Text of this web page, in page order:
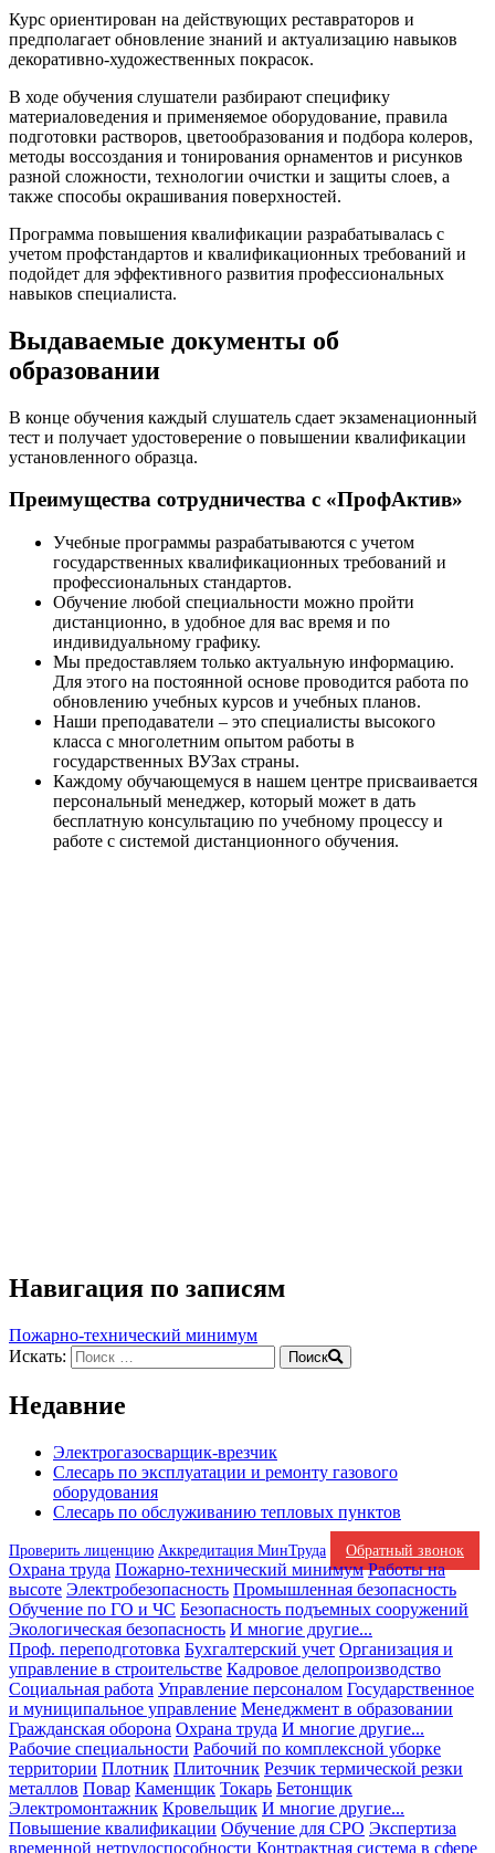
Курс ориентирован на действующих реставраторов и
предполагает обновление знаний и актуализацию навыков
декоративно-художественных покрасок.
В ходе обучения слушатели разбирают специфику
материаловедения и применяемое оборудование, правила
подготовки растворов, цветообразования и подбора колеров,
методы воссоздания и тонирования орнаментов и рисунков
разной сложности, технологии очистки и защиты слоев, а
также способы окрашивания поверхностей.
Программа повышения квалификации разрабатывалась с
учетом профстандартов и квалификационных требований и
подойдет для эффективного развития профессиональных
навыков специалиста.
Выдаваемые документы об
образовании
В конце обучения каждый слушатель сдает экзаменационный
тест и получает удостоверение о повышении квалификации
установленного образца.
Преимущества сотрудничества с «ПрофАктив»
Учебные программы разрабатываются с учетом
государственных квалификационных требований и
профессиональных стандартов.
Обучение любой специальности можно пройти
дистанционно, в удобное для вас время и по
индивидуальному графику.
Мы предоставляем только актуальную информацию.
Для этого на постоянной основе проводится работа по
обновлению учебных курсов и учебных планов.
Наши преподаватели – это специалисты высокого
класса с многолетним опытом работы в
государственных ВУЗах страны.
Каждому обучающемуся в нашем центре присваивается
персональный менеджер, который может в дать
бесплатную консультацию по учебному процессу и
работе с системой дистанционного обучения.
Навигация по записям
Пожарно-технический минимум
Искать:
Поиск
Недавние
Электрогазосварщик-врезчик
Слесарь по эксплуатации и ремонту газового
оборудования
Слесарь по обслуживанию тепловых пунктов
Проверить лиценцию Аккредитация МинТруда Обратный звонок
Охрана труда Пожарно-технический минимум Работы на
высоте Электробезопасность Промышленная безопасность
Обучение по ГО и ЧС Безопасность подъемных сооружений
Экологическая безопасность И многие другие...
Проф. переподготовка Бухгалтерский учет Организация и
управление в строительстве Кадровое делопроизводство
Социальная работа Управление персоналом Государственное
и муниципальное управление Менеджмент в образовании
Гражданская оборона Охрана труда И многие другие...
Рабочие специальности Рабочий по комплексной уборке
территории Плотник Плиточник Резчик термической резки
металлов Повар Каменщик Токарь Бетонщик
Электромонтажник Кровельщик И многие другие...
Повышение квалификации Обучение для СРО Экспертиза
временной нетрудоспособности Контрактная система в сфере